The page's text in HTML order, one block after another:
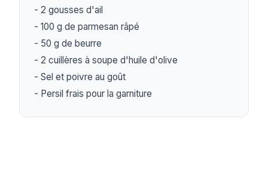
- 2 gousses d'ail
- 100 g de parmesan râpé
- 50 g de beurre
- 2 cuillères à soupe d'huile d'olive
- Sel et poivre au goût
- Persil frais pour la garniture